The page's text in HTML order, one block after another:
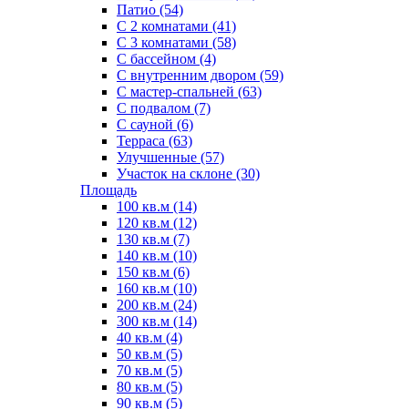
Патио (54)
С 2 комнатами (41)
С 3 комнатами (58)
С бассейном (4)
С внутренним двором (59)
С мастер-спальней (63)
С подвалом (7)
С сауной (6)
Терраса (63)
Улучшенные (57)
Участок на склоне (30)
Площадь
100 кв.м (14)
120 кв.м (12)
130 кв.м (7)
140 кв.м (10)
150 кв.м (6)
160 кв.м (10)
200 кв.м (24)
300 кв.м (14)
40 кв.м (4)
50 кв.м (5)
70 кв.м (5)
80 кв.м (5)
90 кв.м (5)